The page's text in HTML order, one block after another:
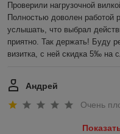
Проверили нагрузочной
Полностью доволен работой
услышать, что выбрал
приятно. Так держать! Буду
визитка, с ней скидка 5‰ на
Андрей
Очень